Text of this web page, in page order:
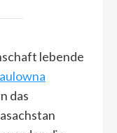
lebende
das